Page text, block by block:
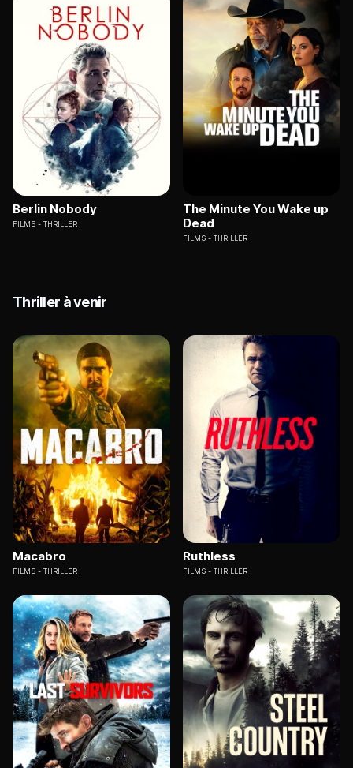
Berlin Nobody
FILMS THRILLER
The Minute You Wake up
Dead
FILMS THRILLER
Thriller à venir
Macabro
FILMS THRILLER
Ruthless
FILMS THRILLER